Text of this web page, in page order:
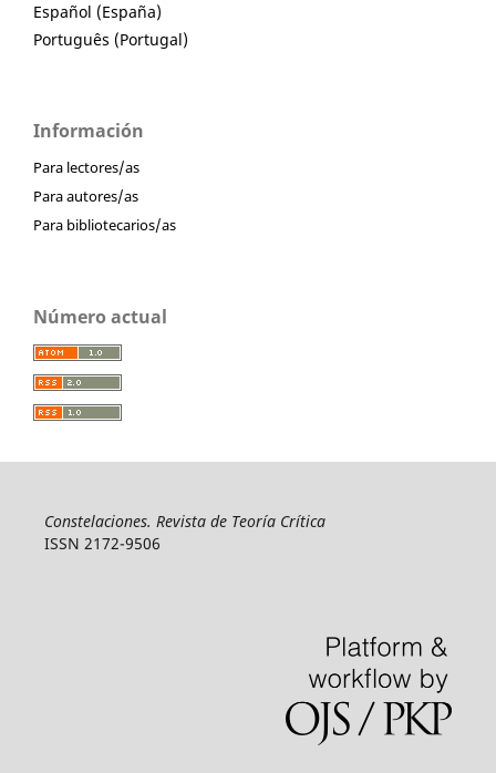
Español (España)
Português (Portugal)
Información
Para lectores/as
Para autores/as
Para bibliotecarios/as
Número actual
Constelaciones. Revista de Teoría Crítica
ISSN 2172-9506